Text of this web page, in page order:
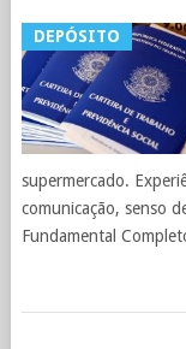
DEPÓSITO
supermercado.
comunicação, senso
Fundamental